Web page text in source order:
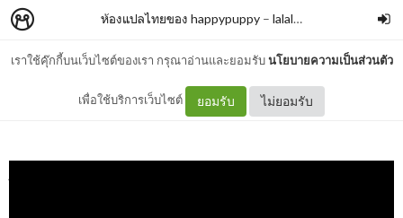
เราใช้คุ๊กกี้บนเว็บไซต์ของเรา กรุณาอ่านและยอมรับนโยบายความเป็นส่วนตัว
เพื่อใช้บริการเว็บไซต์ ยอมรับ ไม่ยอมรับ
ห้องแปลไทยของ happypuppy – lalala_lacuna
Kyungmin's Blog : Lawns